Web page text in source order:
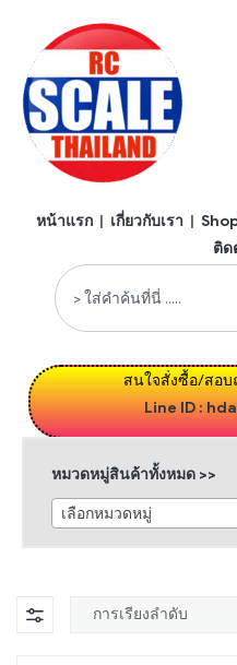
หน้าแรก | เกี่ยวกับเรา |
ติด
สนใจสั่งซื้อ/สอบ
Line ID :
หมวดหมู่สินค้าทั้งหมด >>
เลือกหมวดหมู่